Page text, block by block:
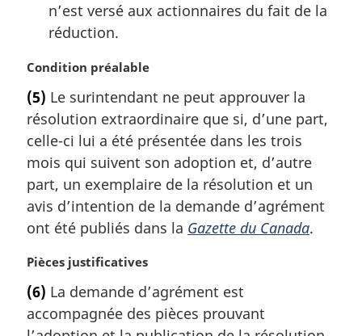
n’est versé aux actionnaires du fait de la
réduction.
N
t
e
m
r
g
i
n
l
:
Condition préalable
(5) Le surintendant ne peut approuver la
résolution extraordinaire que si, d’une part,
celle-ci lui a été présentée dans les trois
mois qui suivent son adoption et, d’autre
part, un exemplaire de la résolution et un
avis d’intention de la demande d’agrément
ont été publiés dans la Gazette du Canada.
N
t
e
Pièces justificatives
(6) La demande d’agrément est
accompagnée des pièces prouvant